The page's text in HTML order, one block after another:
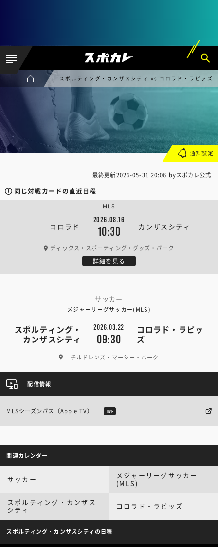
スポルティング・カンザスシティ vs コロラド・ラピッズ
最終更新2026-05-31 20:06 byスポカレ公式
同じ対戦カードの直近日程
コロラド
2026.08.16
10:30 カンザスシティ
MLS
ディックス・スポーティング・グッズ・パーク
詳細を見る
サッカー
メジャーリーグサッカー(MLS)
スポルティング・
カンザスシティ
2026.03.22
09:30
コロラド・ラピッ
ズ
チルドレンズ・マーシー・パーク
通知設定
配信情報
MLSシーズンパス（Apple TV） LIVE
関連カレンダー
サッカー
メジャーリーグサッカー
(MLS)
スポルティング・カンザス
シティ
コロラド・ラピッズ
スポルティング・カンザスシティの日程